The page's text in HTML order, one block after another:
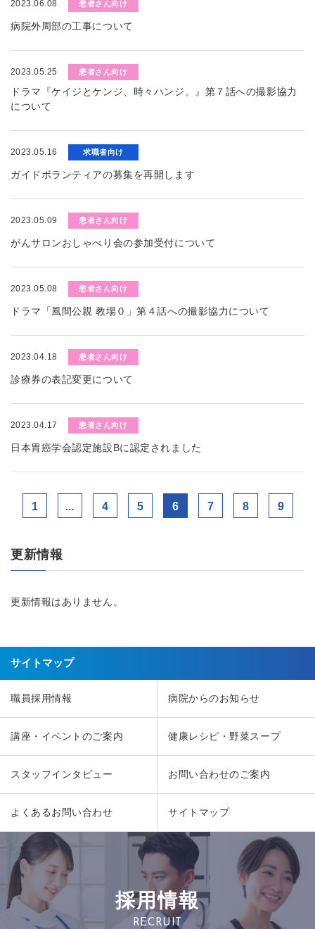
2023.06.08 患者さん向け
病院外周部の工事について
2023.05.25 患者さん向け
ドラマ『ケイジとケンジ、時々ハンジ。』第７話への撮影協力
について
2023.05.16 求職者向け
ガイドボランティアの募集を再開します
2023.05.09 患者さん向け
がんサロンおしゃべり会の参加受付について
2023.05.08 患者さん向け
ドラマ「風間公親 教場０」第４話への撮影協力について
2023.04.18 患者さん向け
診療券の表記変更について
2023.04.17 患者さん向け
日本胃癌学会認定施設Bに認定されました
1 ... 4 5 6 7 8 9
更新情報
更新情報はありません。
サイトマップ
職員採用情報 病院からのお知らせ
講座・イベントのご案内 健康レシピ・野菜スープ
スタッフインタビュー お問い合わせのご案内
よくあるお問い合わせ サイトマップ
採用情報
RECRUIT